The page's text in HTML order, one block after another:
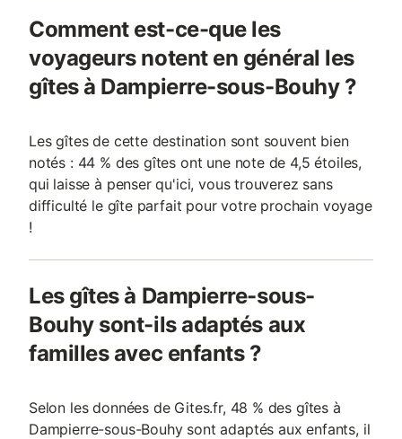
Comment est-ce-que les
voyageurs notent en général les
gîtes à Dampierre-sous-Bouhy ?
Les gîtes de cette destination sont souvent bien
notés : 44 % des gîtes ont une note de 4,5 étoiles,
qui laisse à penser qu'ici, vous trouverez sans
difficulté le gîte parfait pour votre prochain voyage
!
Les gîtes à Dampierre-sous-
Bouhy sont-ils adaptés aux
familles avec enfants ?
Selon les données de Gites.fr, 48 % des gîtes à
Dampierre-sous-Bouhy sont adaptés aux enfants, il